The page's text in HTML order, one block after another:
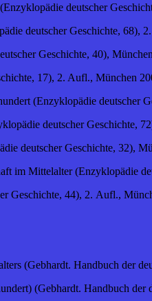
deutscher
deutscher Geschichte, 68),
Geschichte, 40),
17), 2. Aufl., München
(Enzyklopädie deutscher
deutscher Geschichte,
deutscher Geschichte, 32),
im Mittelalter (Enzyklopädie
Geschichte, 44), 2. Aufl.,
(Gebhardt. Handbuch der
(Gebhardt. Handbuch